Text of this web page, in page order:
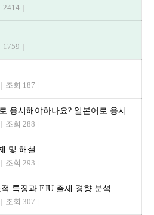
2414 |
1759 |
| 조회 187 |
문부성 학부유학시험 영어로 응시해야하나요? 일본어로 응시해야하나요?
| 조회 288 |
및 해설
| 조회 293 |
특징과 EJU 출제 경향 분석
| 조회 307 |